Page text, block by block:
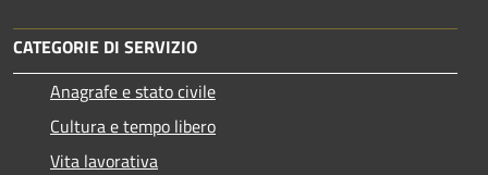
CATEGORIE DI SERVIZIO
Anagrafe e stato civile
Cultura e tempo libero
Vita lavorativa